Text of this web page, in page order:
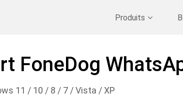
Produits
Récupérer les données supprimées
FoneDog
11 / 10 / 8 / 7 / Vista / XP